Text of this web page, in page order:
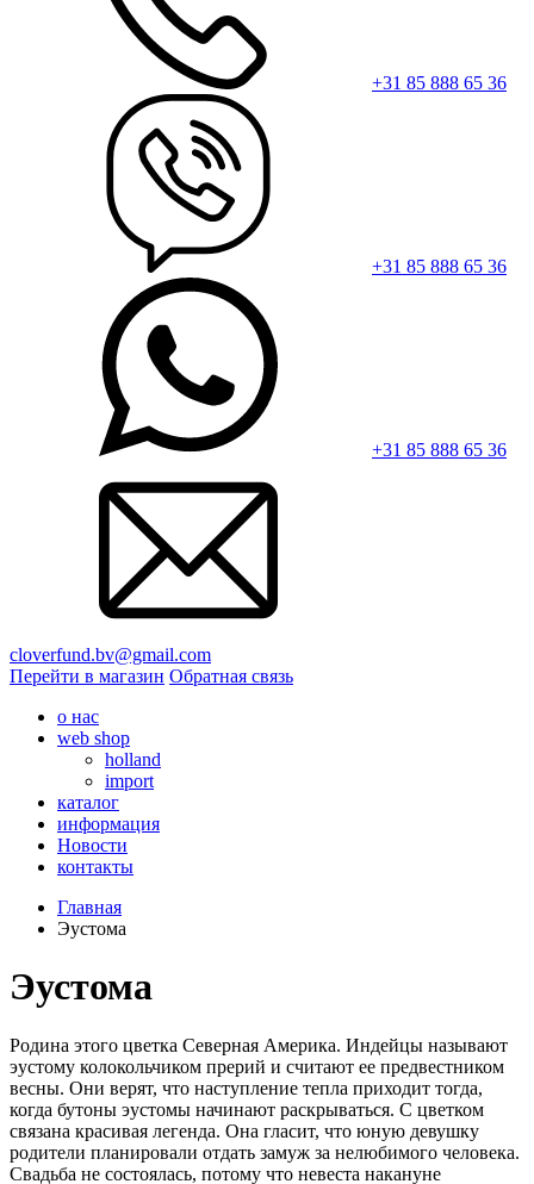
+31 85 888 65 36
+31 85 888 65 36
+31 85 888 65 36
cloverfund.bv@gmail.com
Перейти в магазин Обратная связь
о нас
web shop
holland
import
каталог
информация
Новости
контакты
Главная
Эустома
Эустома
Родина этого цветка Северная Америка. Индейцы называют
эустому колокольчиком прерий и считают ее предвестником
весны. Они верят, что наступление тепла приходит тогда,
когда бутоны эустомы начинают раскрываться. С цветком
связана красивая легенда. Она гласит, что юную девушку
родители планировали отдать замуж за нелюбимого человека.
Свадьба не состоялась, потому что невеста накануне